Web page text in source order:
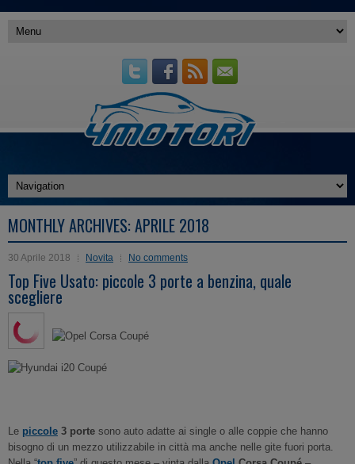
MONTHLY ARCHIVES: APRILE 2018
30 Aprile 2018 Novita No comments
Top Five Usato: piccole 3 porte a benzina, quale
scegliere
Le piccole 3 porte sono auto adatte ai single o alle coppie che hanno
bisogno di un mezzo utilizzabile in città ma anche nelle gite fuori porta.